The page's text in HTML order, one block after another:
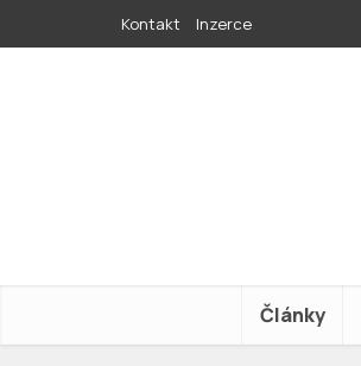
Kontakt Inzerce
Články